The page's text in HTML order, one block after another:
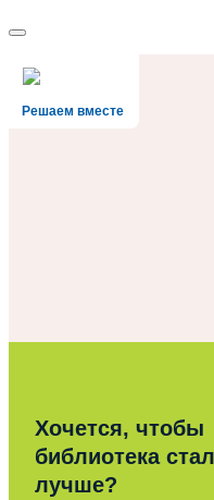
Решаем вместе
Хочется, чтобы
библиотека
лучше?